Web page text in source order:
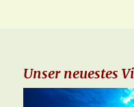
Unser neuestes